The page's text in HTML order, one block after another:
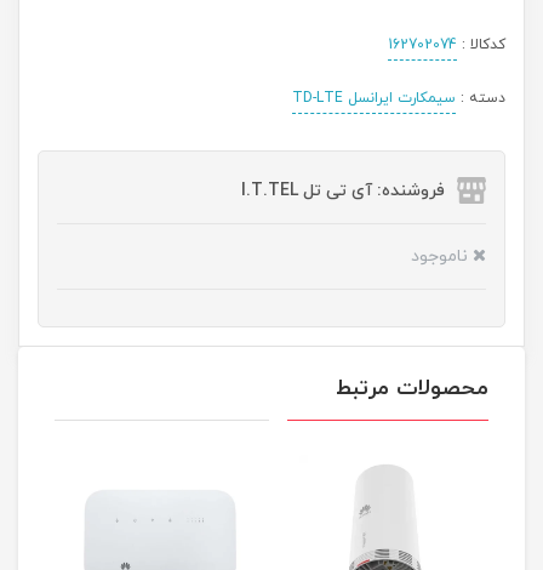
کدکالا : 162702074
دسته : سیمکارت ایرانسل TD-LTE
فروشنده: آی تی تل I.T.TEL
ناموجود
محصولات مرتبط